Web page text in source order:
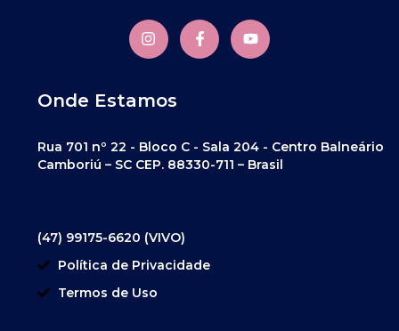
Onde Estamos
Rua 701 nº 22 - Bloco C - Sala 204 - Centro Balneário
Camboriú – SC CEP. 88330-711 – Brasil
(47) 99175-6620 (VIVO)
Política de Privacidade
Termos de Uso